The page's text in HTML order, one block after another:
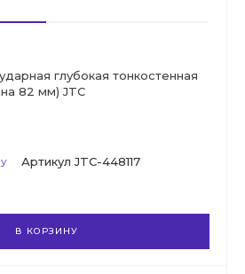
глубокая тонкостенная
82 мм) JTC
Артикул JTC-448117
В КОРЗИНУ